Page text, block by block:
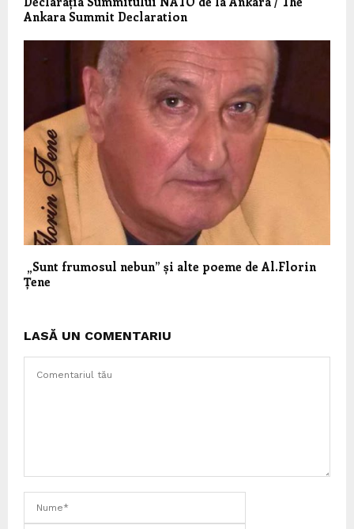
Ankara Summit Declaration
„Sunt frumosul nebun” și alte poeme de Al.Florin
Țene
LASĂ UN COMENTARIU